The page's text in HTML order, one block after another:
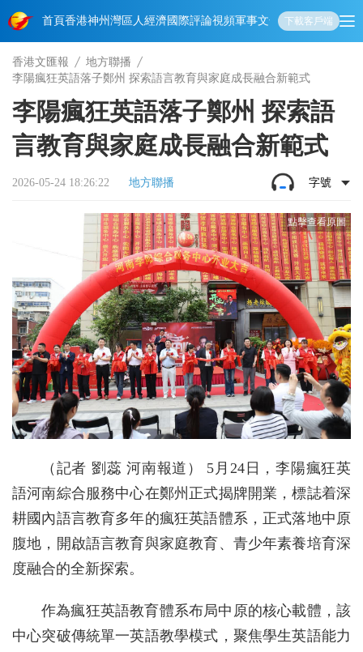
首頁香港神州 灣區人經濟國際評論視頻軍事文化 娛樂生活教育體
下載客戶端
香港文匯報
地方聯播
李陽瘋狂英語落子鄭州 探索語言教育與家庭成長融合新範式
李陽瘋狂英語落子鄭州 探索語
言教育與家庭成長融合新範式
2026-05-24 18:26:22 地方聯播 字號
（記者 劉蕊 河南報道） 5月24日，李陽瘋狂英
語河南綜合服務中心在鄭州正式揭牌開業，標誌着深
耕國內語言教育多年的瘋狂英語體系，正式落地中原
腹地，開啟語言教育與家庭教育、青少年素養培育深
度融合的全新探索。
作為瘋狂英語教育體系布局中原的核心載體，該
中心突破傳統單一英語教學模式，聚焦學生英語能力